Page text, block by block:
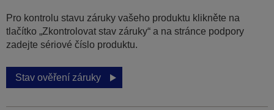
Pro kontrolu stavu záruky vašeho produktu klikněte na
tlačítko „Zkontrolovat stav záruky“ a na stránce podpory
zadejte sériové číslo produktu.
Stav ověření záruky